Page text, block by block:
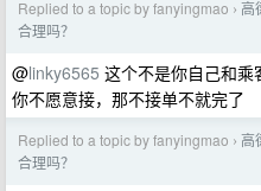
Replied to a topic by fanyingmao › 高
合理吗？
@linky6565 这个不是你自己和乘
你不愿意接，那不接单不就完了
Replied to a topic by fanyingmao › 高
合理吗？